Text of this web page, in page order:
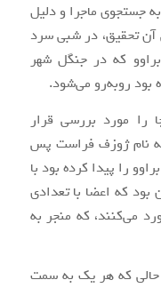
جستجوی ماجرا و دلیل
آن تحقیق، در شبی سرد
براوو که در جنگل شهر
روبه‌رو می‌شود.
مورد بررسی قرار
به نام ژوزف فراست پس
را پیدا کرده بود با
که اعضا با تعدادی
می‌کنند، که منجر به
حالی که هر یک به سمت